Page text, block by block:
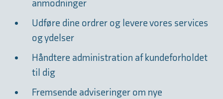
anmodninger
Udføre dine ordrer og levere vores services
og ydelser
Håndtere administration af kundeforholdet
til dig
Fremsende adviseringer om nye